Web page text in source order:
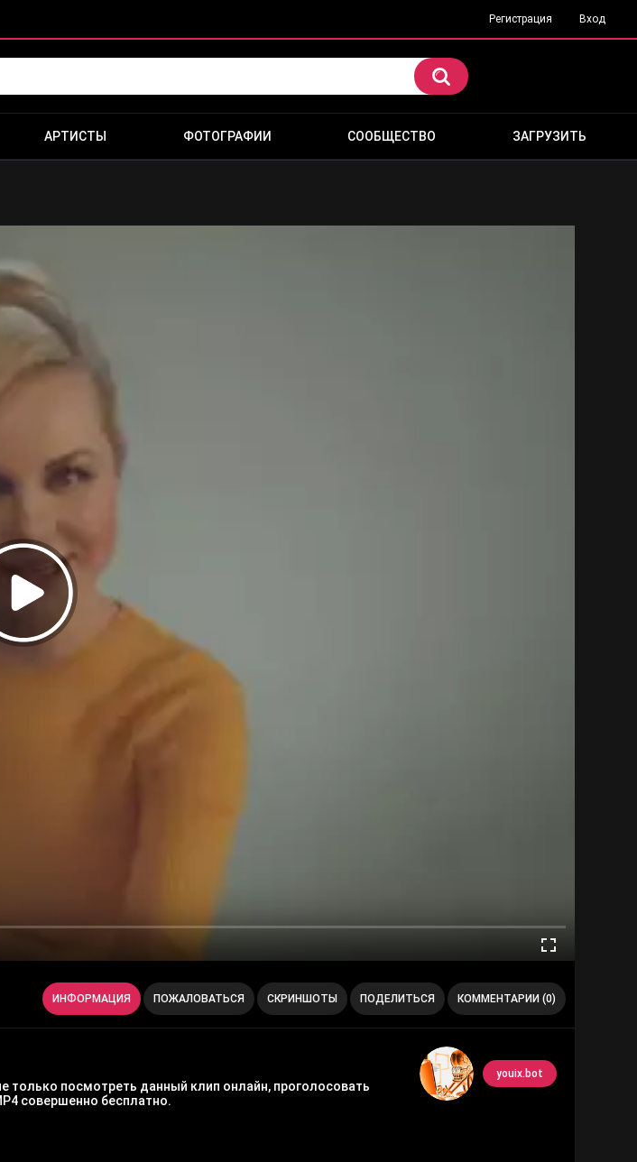
Регистрация Вход
АРТИСТЫ ФОТОГРАФИИ СООБЩЕСТВО ЗАГРУЗИТЬ
ИНФОРМАЦИЯ ПОЖАЛОВАТЬСЯ СКРИНШОТЫ ПОДЕЛИТЬСЯ КОММЕНТАРИИ (0)
youix.bot
посмотреть данный клип онлайн, проголосовать
совершенно бесплатно.